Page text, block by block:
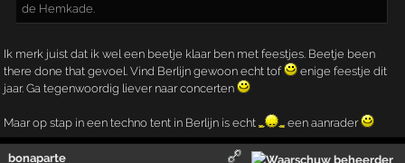
de Hemkade.
Ik merk juist dat ik wel een beetje klaar ben met feestjes. Beetje been
there done that gevoel. Vind Berlijn gewoon echt tof
enige feestje dit
jaar. Ga tegenwoordig liever naar concerten
Maar op stap in een techno tent in Berlijn is echt een aanrader
bonaparte